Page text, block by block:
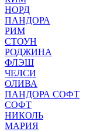
НОРД
ПАНДОРА
РИМ
СТОУН
РОДЖИНА
ФЛЭШ
ЧЕЛСИ
ОЛИВА
ПАНДОРА СОФТ
СОФТ
НИКОЛЬ
МАРИЯ